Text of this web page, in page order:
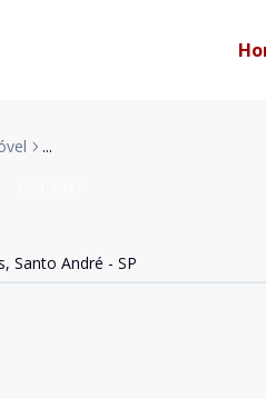
...
Santo André - SP